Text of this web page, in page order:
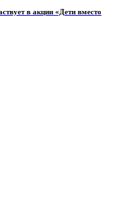
в акции «Дети вместо